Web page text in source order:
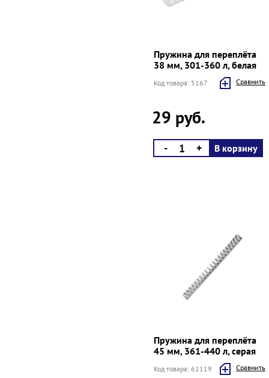
Пружина для переплёта
38 мм, 301-360 л, белая
Код товара: 5167 Cравнить
29 руб.
- + В корзину
Пружина для переплёта
45 мм, 361-440 л, серая
Код товара: 61119 Cравнить